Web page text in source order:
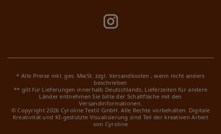
* Alle Preise inkl. ges. MwSt. zzgl. Versandkosten , wenn nicht anders
beschrieben
** gilt für Lieferungen innerhalb Deutschlands, Lieferzeiten für andere
Länder entnehmen Sie bitte der Schaltfläche mit den
Versandinformationen.
© Copyright 2026 Cyroline Textil GmbH. Alle Rechte vorbehalten. Digitale
Kreativität und KI-gestützte Visualisierung sind Teil der kreativen Arbeit
von Cyroline